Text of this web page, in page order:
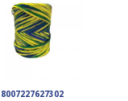
8007227627302